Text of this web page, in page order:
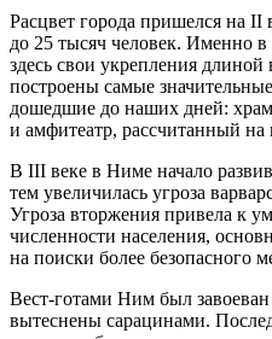
Расцвет города пришелся на II
до 25 тысяч человек. Именно
здесь свои укрепления
построены самые
дошедшие до наших дней:
и амфитеатр, рассчитанный на
В III веке в Ниме начало
тем увеличилась угроза
Угроза вторжения привела к
численности населения,
на поиски более безопасного
Вест-готами Ним был
вытеснены сарацинами.